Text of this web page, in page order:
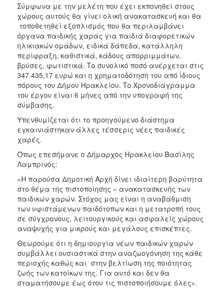
Σύμφωνα με την μελέτη που έχει εκπονηθεί στους
χώρους αυτούς θα γίνει ολική ανακατασκευή και θα
τοποθετηθεί εξοπλισμός που θα περιλαμβάνει
όργανα παιδικής χαράς για παιδιά διαφορετικών
ηλικιακών ομάδων, ειδικά δάπεδα, κατάλληλη
περίφραξη, καθιστικά, κάδους απορριμμάτων,
βρύσες, φωτιστικά. Το συνολικό ποσό ανέρχεται στις
347.435,17 ευρώ και η χρηματοδότηση του από ίδιους
πόρους του Δήμου Ηρακλείου. Το Χρονοδιάγραμμα
του έργου είναι 6 μήνες από την υπογραφή της
σύμβασης.
Υπενθυμίζεται ότι το προηγούμενο διάστημα
εγκαινιάστηκαν άλλες τέσσερις νέες παιδικές
χαρές.
Όπως επεσήμανε ο Δήμαρχος Ηρακλείου Βασίλης
Λαμπρινός:
«Η παρούσα Δημοτική Αρχή δίνει ιδιαίτερη βαρύτητα
στο θέμα της πιστοποίησης – ανακατασκευής των
παιδικών χαρών. Στόχος μας είναι η αναβάθμιση
των υφιστάμενων παιδότοπων και η μετατροπή τους
σε σύγχρονους, λειτουργικούς και ασφαλείς χώρους
αναψυχής για μικρούς και μεγάλους επισκέπτες.
Θεωρούμε ότι η δημιουργία νέων παιδικών χαρών
συμβάλλει ουσιαστικά στην αναζωογόνηση της κάθε
περιοχής καθώς και στην βελτίωση της ποιότητας
ζωής των κατοίκων της. Για αυτό και δεν θα
σταματήσουμε έως ότου τις πιστοποιήσουμε όλες».